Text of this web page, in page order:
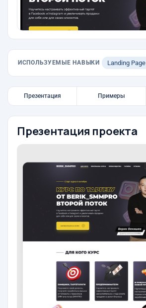
ИСПОЛЬЗУЕМЫЕ НАВЫКИ Landing Page
Презентация Примеры
Презентация проекта